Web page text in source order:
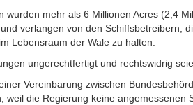
wurden mehr als 6 Millionen Acres (2,4
verlangen von den Schiffsbetreibern,
Lebensraum der Wale zu halten.
ungerechtfertigt und rechtswidrig
Vereinbarung zwischen
weil die Regierung keine